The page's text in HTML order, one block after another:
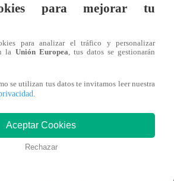
para mejorar tu
para analizar el tráfico y personalizar
la Unión Europea , tus datos se gestionarán
se utilizan tus datos te invitamos leer nuestra
Aceptar Cookies
Rechazar